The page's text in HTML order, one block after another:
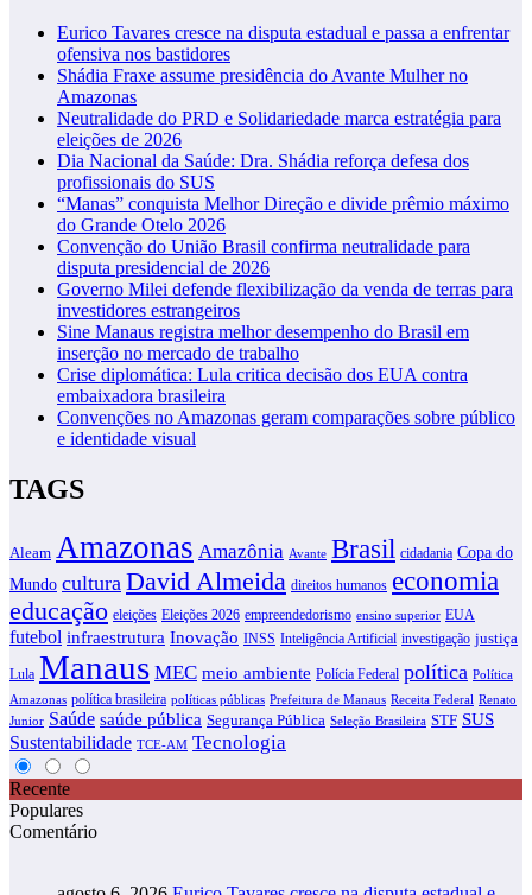
Eurico Tavares cresce na disputa estadual e passa a enfrentar
ofensiva nos bastidores
Shádia Fraxe assume presidência do Avante Mulher no
Amazonas
Neutralidade do PRD e Solidariedade marca estratégia para
eleições de 2026
Dia Nacional da Saúde: Dra. Shádia reforça defesa dos
profissionais do SUS
“Manas” conquista Melhor Direção e divide prêmio máximo
do Grande Otelo 2026
Convenção do União Brasil confirma neutralidade para
disputa presidencial de 2026
Governo Milei defende flexibilização da venda de terras para
investidores estrangeiros
Sine Manaus registra melhor desempenho do Brasil em
inserção no mercado de trabalho
Crise diplomática: Lula critica decisão dos EUA contra
embaixadora brasileira
Convenções no Amazonas geram comparações sobre público
e identidade visual
TAGS
Aleam Amazonas Amazônia Avante Brasil cidadania Copa do
Mundo cultura David Almeida direitos humanos economia
educação eleições Eleições 2026 empreendedorismo ensino superior EUA
futebol infraestrutura Inovação INSS Inteligência Artificial investigação justiça
Lula Manaus MEC meio ambiente Polícia Federal política Política
Amazonas política brasileira políticas públicas Prefeitura de Manaus Receita Federal Renato
Junior Saúde saúde pública Segurança Pública Seleção Brasileira STF SUS
Sustentabilidade TCE-AM Tecnologia
Recente
Populares
Comentário